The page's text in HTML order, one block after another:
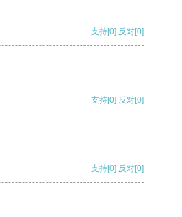
支持[0] 反对[0]
支持[0] 反对[0]
支持[0] 反对[0]